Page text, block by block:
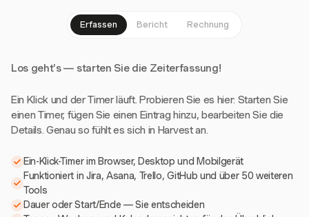
Erfassen Bericht Rechnung
Los geht's — starten Sie die Zeiterfassung!
Ein Klick und der Timer läuft. Probieren Sie es hier: Starten Sie
einen Timer, fügen Sie einen Eintrag hinzu, bearbeiten Sie die
Details. Genau so fühlt es sich in Harvest an.
Ein-Klick-Timer im Browser, Desktop und Mobilgerät
Funktioniert in Jira, Asana, Trello, GitHub und über 50 weiteren
Tools
Dauer oder Start/Ende — Sie entscheiden